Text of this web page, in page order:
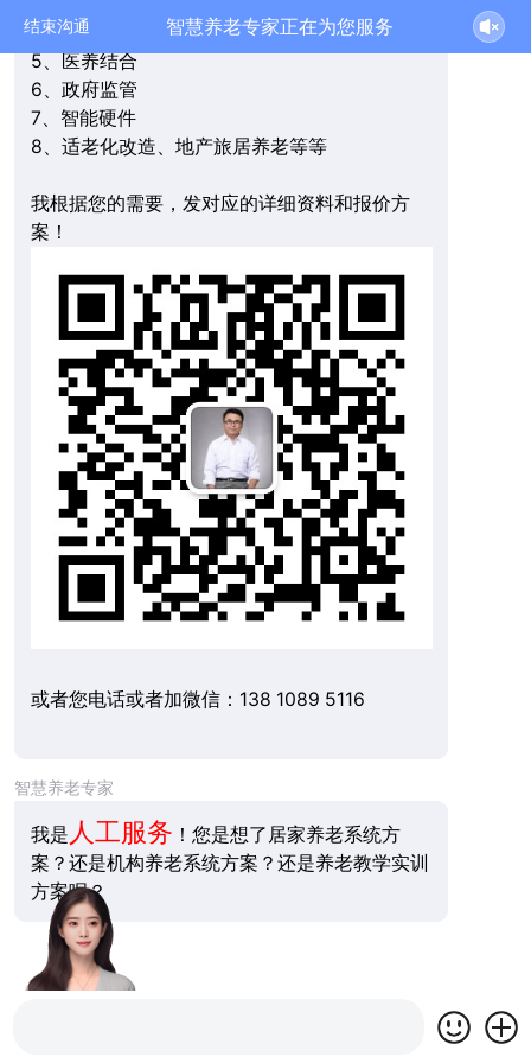
结束沟通 智慧养老专家正在为您服务
4、地产养老
5、医养结合
6、政府监管
7、智能硬件
8、适老化改造、地产旅居养老等等
我根据您的需要，发对应的详细资料和报价方
案！
或者您电话或者加微信：138 1089 5116
智慧养老专家
我是 人工服务 ！您是想了居家养老系统方
案？还是机构养老系统方案？还是养老教学实训
方案呢？